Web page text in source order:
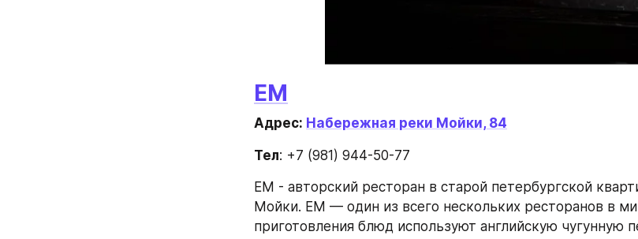
EM
Адрес: Набережная реки Мойки, 84
Тел: +7 (981) 944-50-77
ЕМ - авторский ресторан в старой петербургской
Мойки. ЕМ — один из всего нескольких ресторанов в
приготовления блюд используют английскую чугунную